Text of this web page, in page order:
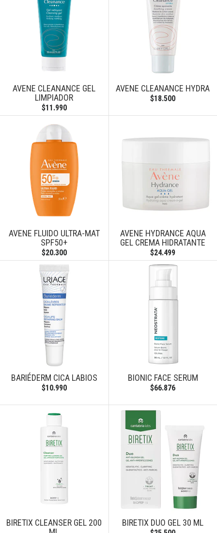
AVENE CLEANANCE GEL
LIMPIADOR
$11.990
AVENE CLEANANCE HYDRA
$18.500
AVENE FLUIDO ULTRA-MAT
SPF50+
$20.300
AVENE HYDRANCE AQUA
GEL CREMA HIDRATANTE
$24.499
BARIÉDERM CICA LABIOS
$10.990
BIONIC FACE SERUM
$66.876
BIRETIX CLEANSER GEL 200
BIRETIX DUO GEL 30 ML